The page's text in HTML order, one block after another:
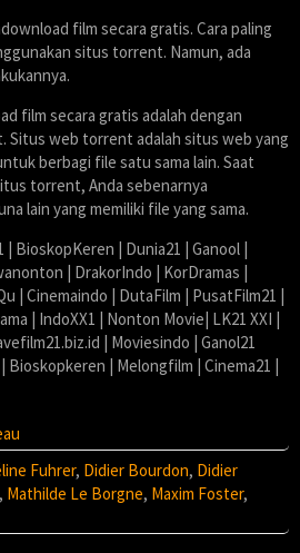
film secara gratis. Cara paling
situs torrent. Namun, ada
film secara gratis adalah dengan
Situs web torrent adalah situs web yang
berbagi file satu sama lain. Saat
torrent, Anda sebenarnya
lain yang memiliki file yang sama.
| BioskopKeren | Dunia21 | Ganool |
| DrakorIndo | KorDramas |
| Cinemaindo | DutaFilm | PusatFilm21 |
| IndoXX1 | Nonton Movie| LK21 XXI |
| Moviesindo | Ganol21
Bioskopkeren | Melongfilm | Cinema21 |
Fuhrer, Didier Bourdon, Didier
, Mathilde Le Borgne, Maxim Foster,